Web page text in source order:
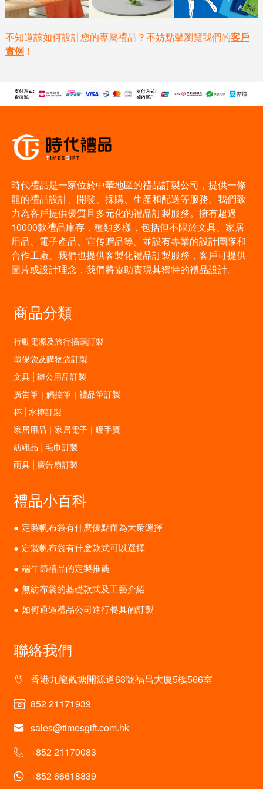
不知道該如何設計您的專屬禮品？不妨點擊瀏覽我們的客戶
實例！
時代禮品是一家位於中華地區的禮品訂製公司，提供一條
龍的禮品設計、開發、採購、生產和配送等服務。我們致
力為客戶提供優質且多元化的禮品訂製服務。擁有超過
10000款禮品庫存，種類多樣，包括但不限於文具、家居
用品、電子產品、宣传赠品等。並設有專業的設計團隊和
合作工廠。我們也提供客製化禮品訂製服務，客戶可提供
圖片或設計理念，我們將協助實現其獨特的禮品設計。
商品分類
行動電源及旅行插頭訂製
環保袋及購物袋訂製
文具 | 辦公用品訂製
廣告筆｜觸控筆｜禮品筆訂製
杯 | 水樽訂製
家居用品｜家居電子｜暖手寶
紡織品 | 毛巾訂製
雨具 | 廣告扇訂製
禮品小百科
定製帆布袋有什麽優點而為大衆選擇
定製帆布袋有什麽款式可以選擇
端午節禮品的定製推薦
無紡布袋的基礎款式及工藝介紹
如何通過禮品公司進行餐具的訂製
聯絡我們
香港九龍觀塘開源道63號福昌大廈5樓566室
852 21171939
sales@timesgift.com.hk
+852 21170083
+852 66618839